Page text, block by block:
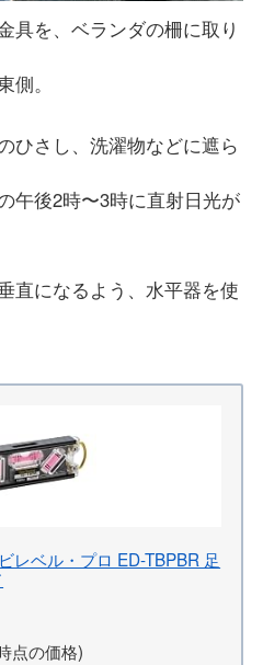
具を、ベランダの柵に取り
。
ひさし、洗濯物などに遮ら
午後2時〜3時に直射日光が
直になるよう、水平器を使
レベル・プロ ED-TBPBR 足
点の価格)